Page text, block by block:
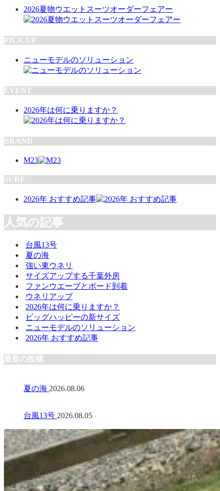
2026夏物ウエットスーツオーダーフェアー
PICK UP
ニューモデルのソリューション
EVENT
2026年は何に乗りますか？
BRAND
M23
SURF
2026年 おすすめ記事
人気の記事
台風13号
夏の海
強い東ウネリ
サイズアップする千葉外房
ファンウエーブとボード到着
ウネリアップ
2026年は何に乗りますか？
ビッグハッピーの新サイズ
ニューモデルのソリューション
2026年 おすすめ記事
最新の投稿
夏の海 2026.08.06
台風13号 2026.08.05